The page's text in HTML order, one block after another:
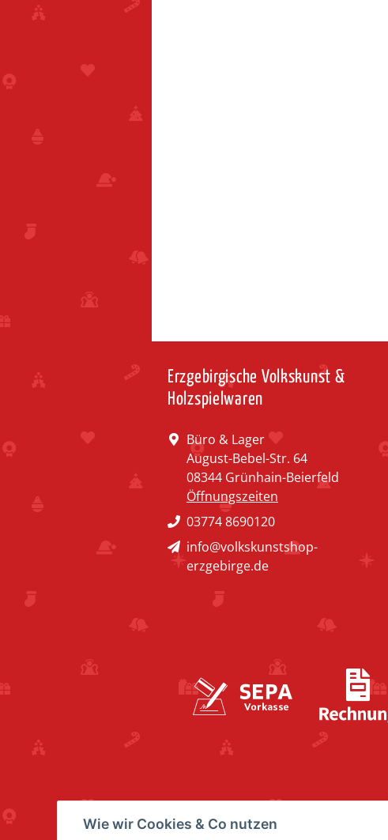
Erzgebirgische Volkskunst &
Holzspielwaren
Büro & Lager
August-Bebel-Str. 64
08344 Grünhain-Beierfeld
Öffnungszeiten
03774 8690120
info@volkskunstshop-
erzgebirge.de
Wie wir Cookies & Co nutzen